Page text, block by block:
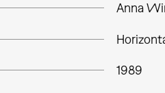
Anna
1989